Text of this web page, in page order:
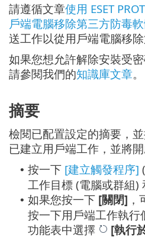
請遵循文章使用 ESET
戶端電腦移除第三方防毒
送工作以從用戶端電腦移除
如果您想允許解除安裝受
請參閱我們的知識庫文章。
摘要
檢閱已配置設定的摘要，
已建立用戶端工作，並將開
• 按一下 [建立觸發程序]
工作目標 (電腦或群組)
• 如果您按一下 [關閉]
按一下用戶端工作執
功能表中選擇
[執行